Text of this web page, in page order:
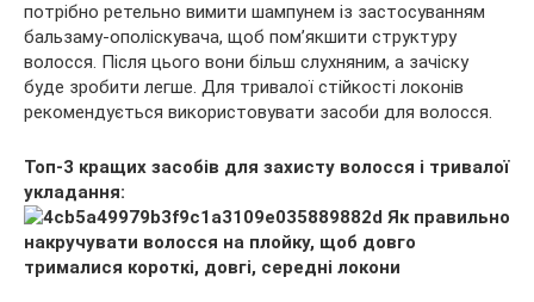
потрібно ретельно вимити шампунем із застосуванням
бальзаму-ополіскувача, щоб пом’якшити структуру
волосся. Після цього вони більш слухняним, а зачіску
буде зробити легше. Для тривалої стійкості локонів
рекомендується використовувати засоби для волосся.
Топ-3 кращих засобів для захисту волосся і тривалої
укладання: